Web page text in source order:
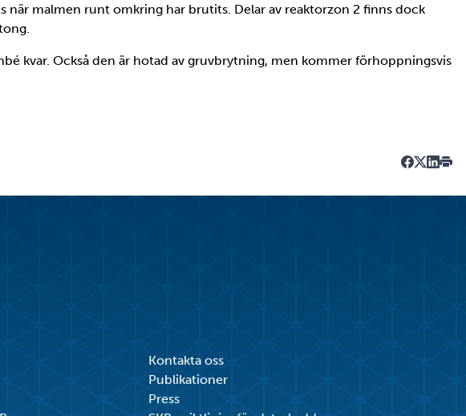
när malmen runt omkring har brutits. Delar av reaktorzon 2 finns dock
kvar. Också den är hotad av gruvbrytning, men kommer förhoppningsvis
Kontakta oss
Publikationer
Press